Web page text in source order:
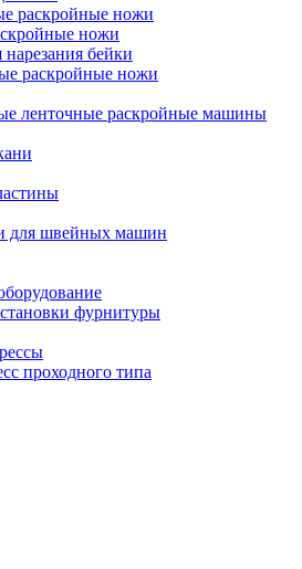
раскройные ножи
ножи
бейки
раскройные ножи
ленточные раскройные машины
для швейных машин
фурнитуры
проходного типа